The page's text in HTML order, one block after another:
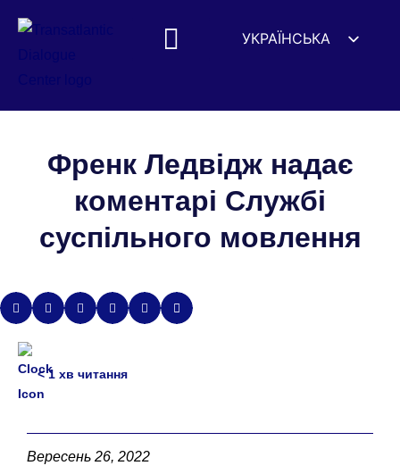
УКРАЇНСЬКА
FRANÇAIS
हिन्दी
العربية
Френк Ледвідж надає
коментарі Службі
суспільного мовлення
< 1 хв читання
Вересень 26, 2022